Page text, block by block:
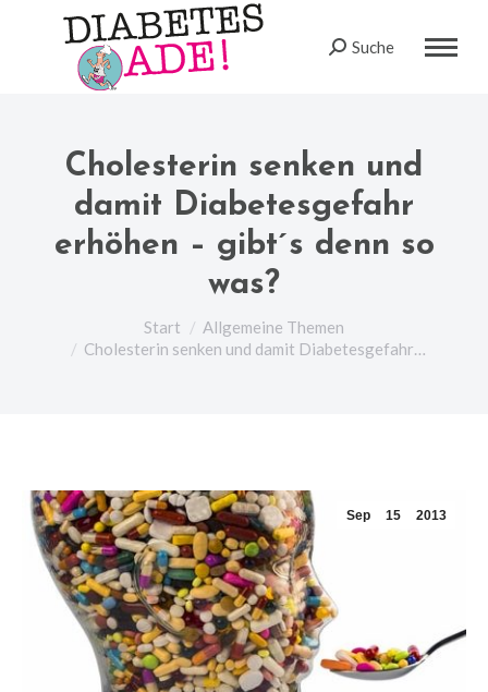
Search:
Suche
Cholesterin senken und
damit Diabetesgefahr
erhöhen – gibt´s denn so
was?
Sie befinden sich hier:
Start
Allgemeine Themen
Cholesterin senken und damit Diabetesgefahr…
Sep 15 2013